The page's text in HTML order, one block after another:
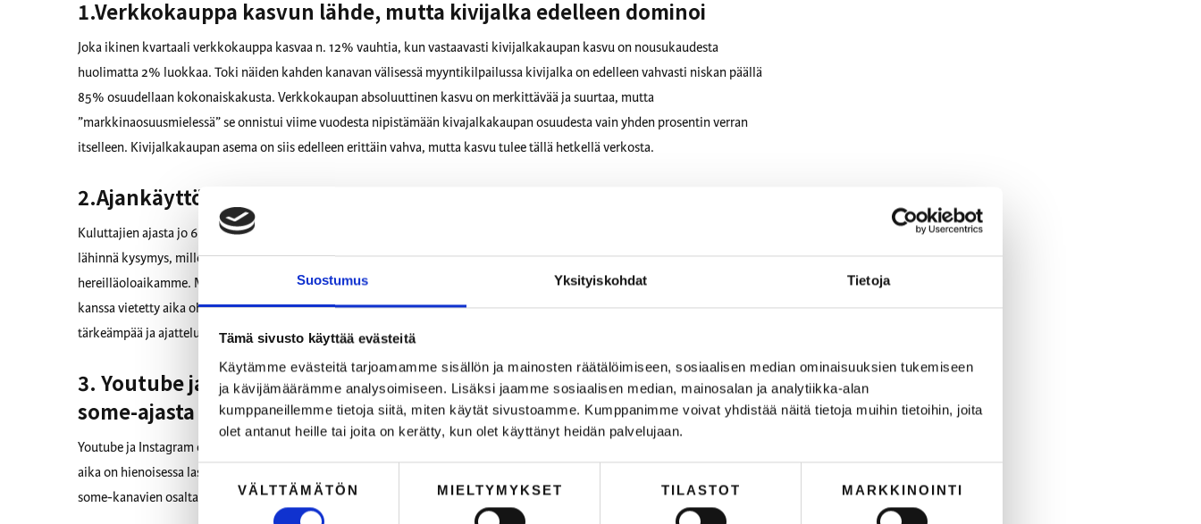
Suostumus Yksityiskohdat Tietoja
Tämä sivusto käyttää evästeitä
Käytämme evästeitä tarjoamamme sisällön ja mainosten räätälöimiseen, sosiaalisen median ominaisuuksien tukemiseen
ja kävijämäärämme analysoimiseen. Lisäksi jaamme sosiaalisen median, mainosalan ja analytiikka-alan
kumppaneillemme tietoja siitä, miten käytät sivustoamme. Kumppanimme voivat yhdistää näitä tietoja muihin tietoihin, joita
olet antanut heille tai joita on kerätty, kun olet käyttänyt heidän palvelujaan.
Suostumuksen
VÄLTTÄMÄTÖN MIELTYMYKSET TILASTOT MARKKINOINTI
1.Verkkokauppa kasvun lähde, mutta kivijalka edelleen dominoi
Joka ikinen kvartaali verkkokauppa kasvaa n. 12% vauhtia, kun vastaavasti kivijalkakaupan kasvu on nousukaudesta
huolimatta 2% luokkaa. Toki näiden kahden kanavan välisessä myyntikilpailussa kivijalka on edelleen vahvasti niskan päällä
85% osuudellaan kokonaiskakusta. Verkkokaupan absoluuttinen kasvu on merkittävää ja suurtaa, mutta
”markkinaosuusmielessä” se onnistui viime vuodesta nipistämään kivajalkakaupan osuudesta vain yhden prosentin verran
itselleen. Kivijalkakaupan asema on siis edelleen erittäin vahva, mutta kasvu tulee tällä hetkellä verkosta.
2.Ajankäyttö digitaaliseen mediaan jatkaa kasvuaan
Kuluttajien ajasta jo 6,3h menee päivittäin kännykän, läppärin tai muun älylaitteen parissa. Luku on järisyttävä ja siitä herää
lähinnä kysymys, milloin kasvun raja tulee vastaan vai olemmeko tuomittuja olemaan kohta ”online” koko
hereilläoloaikamme. Meekerin raportti myös ennustaa, että vuodesta 2019 tulee ensimmäinen vuosi, jolloin älypuhelimen
kanssa vietetty aika ohittaa vihdoin television parissa vietetyn ajan. Läsnäolo digitaalisissa kanavissa on koko ajan
tärkeämpää ja ajattelumallin muuttaminen digital-first -tyyliseksi on välttämätöntä.
3. Youtube ja Instagram vahvimmat kasvajat taistelussa ihmisten
some-ajasta
Youtube ja Instagram ovat kasvattaneet osuuttaan ihmisten sosiaaliseen mediaan käyttämässä ajassa. Facebookiin käytetty
aika on hienoisessa laskussa ja WhatsAppin käyttö on samalla tasolla viime vuoden kanssa. Muiden TOP10-käytetyimpien
some-kanavien osalta tilanne on samanlainen kuin viime vuonna.